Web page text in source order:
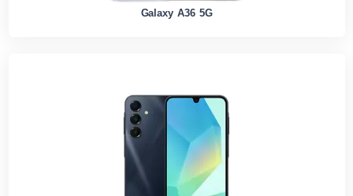
Galaxy A36 5G